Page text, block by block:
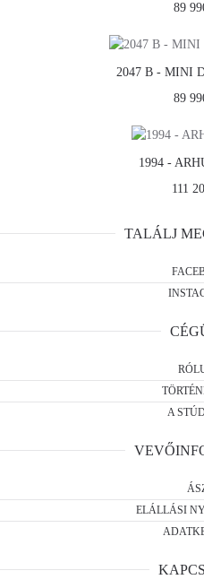
89
2047 B - MINI
89
1994 -
111
TALÁLJ
A
ELÁLLÁSI